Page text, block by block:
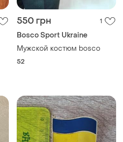
550 грн 1
Bosco Sport Ukraine
Мужской костюм bosco
52